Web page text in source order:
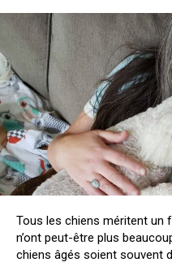
Tous les chiens méritent un
n’ont peut-être plus
chiens âgés soient souvent